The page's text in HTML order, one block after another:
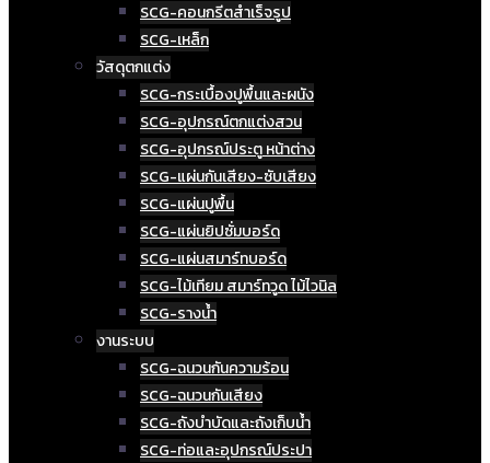
SCG-คอนกรีตสำเร็จรูป
SCG-เหล็ก
วัสดุตกแต่ง
SCG-กระเบื้องปูพื้นและผนัง
SCG-อุปกรณ์ตกแต่งสวน
SCG-อุปกรณ์ประตู หน้าต่าง
SCG-แผ่นกันเสียง-ซับเสียง
SCG-แผ่นปูพื้น
SCG-แผ่นยิปซั่มบอร์ด
SCG-แผ่นสมาร์ทบอร์ด
SCG-ไม้เทียม สมาร์ทวูด ไม้ไวนิล
SCG-รางน้ำ
งานระบบ
SCG-ฉนวนกันความร้อน
SCG-ฉนวนกันเสียง
SCG-ถังบำบัดและถังเก็บน้ำ
SCG-ท่อและอุปกรณ์ประปา